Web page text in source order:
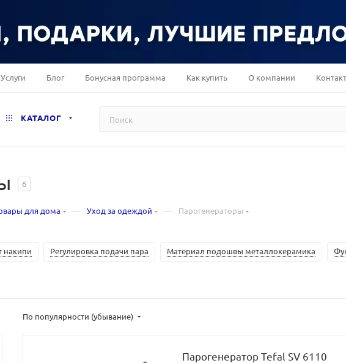
Услуги Блог Бонусная программа Как купить О компании
КАТАЛОГ
6
для дома — Уход за одеждой — Парогенераторы
накипи Регулировка подачи пара Материал подошвы металлокерамика
По популярности (убывание)
Парогенератор Tefal SV 6110